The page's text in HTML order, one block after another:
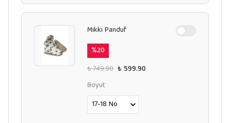
Mikki Panduf
%20
₺ 749.90 ₺ 599.90
Boyut